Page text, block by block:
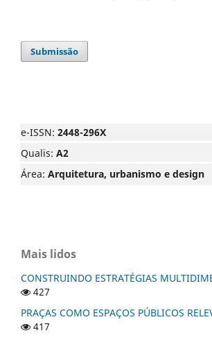
Submissão
e-ISSN: 2448-296X
Qualis: A2
Área: Arquitetura, urbanismo e design
Mais lidos
CONSTRUINDO ESTRATÉGIAS
427
PRAÇAS COMO ESPAÇOS PÚBLICOS
417